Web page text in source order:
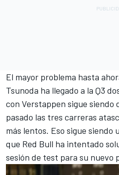
El mayor problema hasta
Tsunoda ha llegado a la Q3
con Verstappen sigue siendo
pasado las tres carreras
más lentos. Eso sigue siendo
que Red Bull ha intentado
sesión de test para su nuevo